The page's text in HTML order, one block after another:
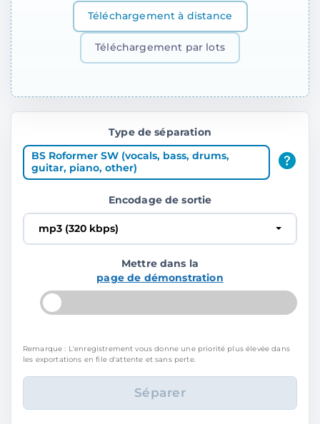
Téléchargement à distance
Téléchargement par lots
Type de séparation
BS Roformer SW (vocals, bass, drums,
guitar, piano, other)
Encodage de sortie
mp3 (320 kbps)
Mettre dans la
page de démonstration
Remarque : L'enregistrement vous donne une priorité plus élevée dans
les exportations en file d'attente et sans perte.